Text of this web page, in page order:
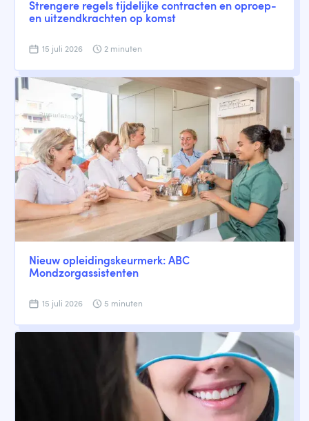
Strengere regels tijdelijke contracten en oproep-
en uitzendkrachten op komst
15 juli 2026 2 minuten
Nieuw opleidingskeurmerk: ABC
Mondzorgassistenten
15 juli 2026 5 minuten